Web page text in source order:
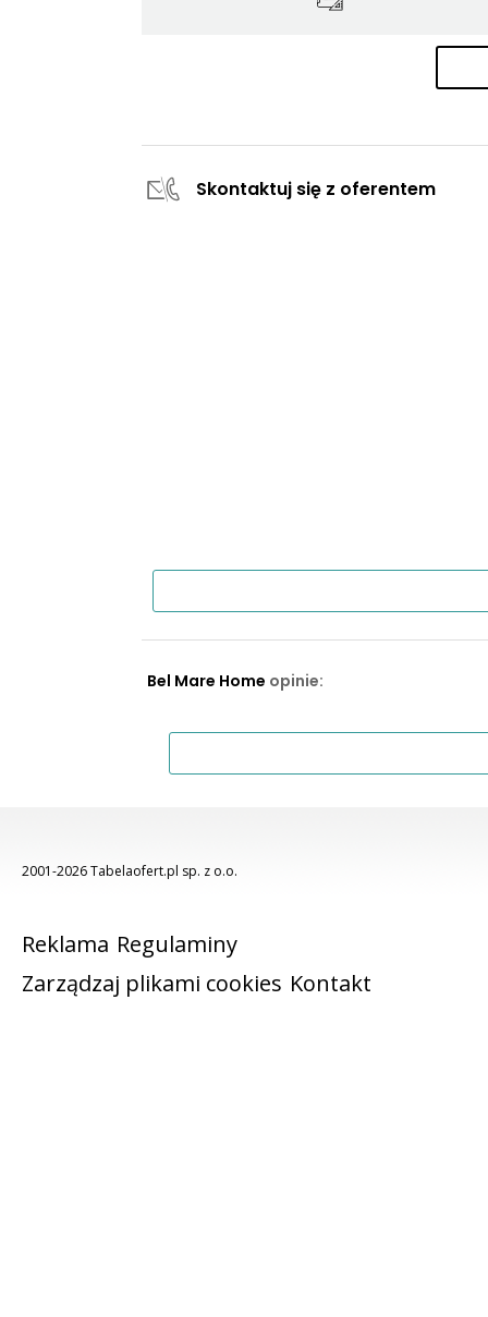
Skontaktuj się z oferentem
Bel Mare Home opinie:
2001-2026 Tabelaofert.pl sp. z o.o.
Reklama Regulaminy
Zarządzaj plikami cookies Kontakt